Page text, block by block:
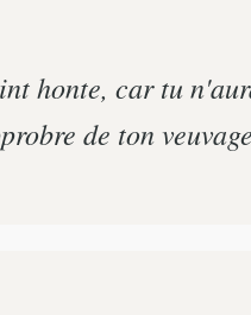
honte, car tu
de ton